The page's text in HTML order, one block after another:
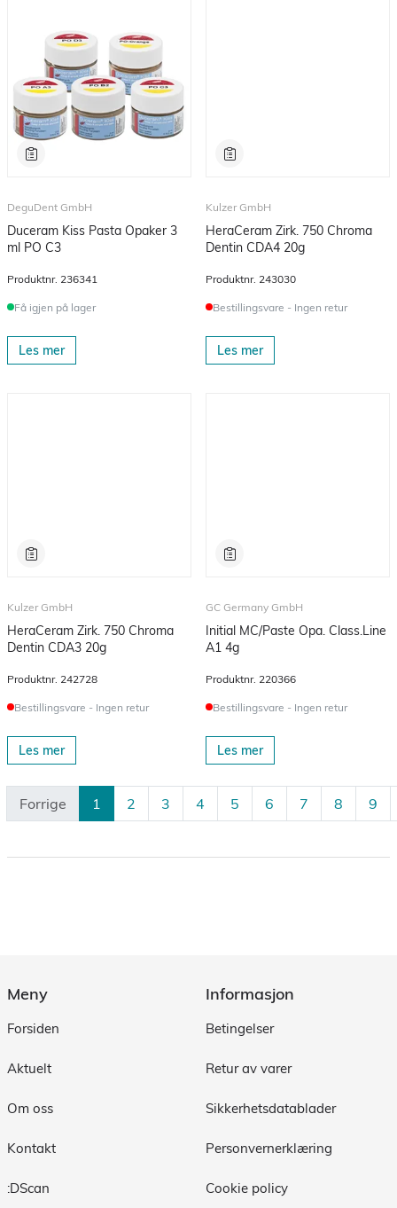
DeguDent GmbH
Duceram Kiss Pasta Opaker 3
ml PO C3
Produktnr. 236341
Få igjen på lager
Les mer
Kulzer GmbH
HeraCeram Zirk. 750 Chroma
Dentin CDA4 20g
Produktnr. 243030
Bestillingsvare - Ingen retur
Les mer
Kulzer GmbH
HeraCeram Zirk. 750 Chroma
Dentin CDA3 20g
Produktnr. 242728
Bestillingsvare - Ingen retur
Les mer
GC Germany GmbH
Initial MC/Paste Opa. Class.Line
A1 4g
Produktnr. 220366
Bestillingsvare - Ingen retur
Les mer
Forrige 1 2 3 4 5 6 7 8 9
Meny
Forsiden
Aktuelt
Om oss
Kontakt
:DScan
Informasjon
Betingelser
Retur av varer
Sikkerhetsdatablader
Personvernerklæring
Cookie policy